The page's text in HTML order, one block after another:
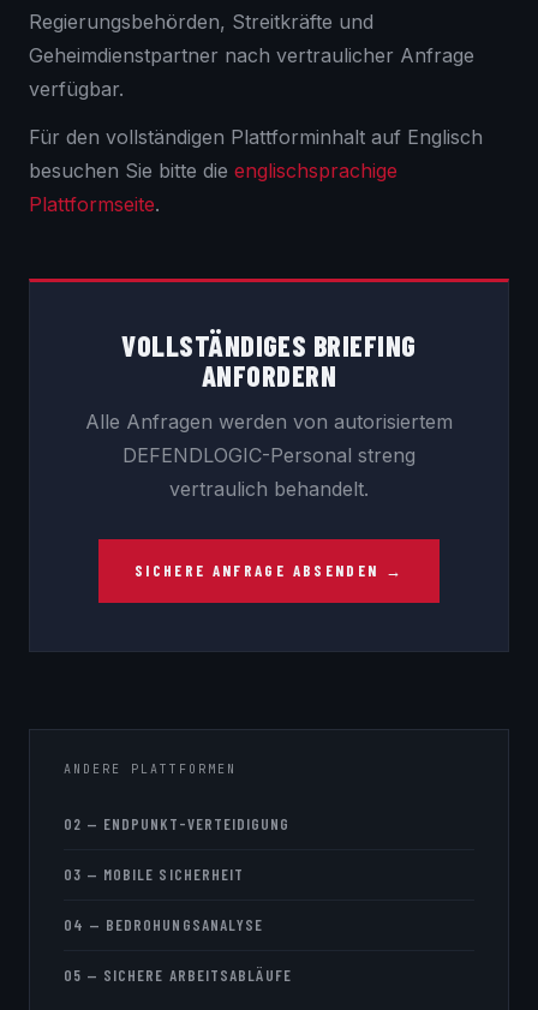
Regierungsbehörden, Streitkräfte und
Geheimdienstpartner nach vertraulicher Anfrage
verfügbar.
Für den vollständigen Plattforminhalt auf Englisch
besuchen Sie bitte die englischsprachige
Plattformseite.
VOLLSTÄNDIGES BRIEFING
ANFORDERN
Alle Anfragen werden von autorisiertem
DEFENDLOGIC-Personal streng
vertraulich behandelt.
SICHERE ANFRAGE ABSENDEN →
ANDERE PLATTFORMEN
02 — ENDPUNKT-VERTEIDIGUNG
03 — MOBILE SICHERHEIT
04 — BEDROHUNGSANALYSE
05 — SICHERE ARBEITSABLÄUFE